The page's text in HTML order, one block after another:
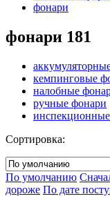
фонари
фонари 181
кемпинговые
налобные
ручные фонари
Сортировка:
По умолчанию
дороже По дате